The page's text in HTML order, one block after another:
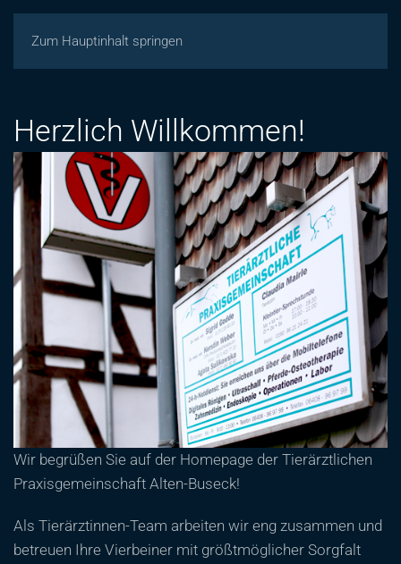
Zum Hauptinhalt springen
Herzlich Willkommen!
Wir begrüßen Sie auf der Homepage der Tierärztlichen
Praxisgemeinschaft Alten-Buseck!
Als Tierärztinnen-Team arbeiten wir eng zusammen und
betreuen Ihre Vierbeiner mit größtmöglicher Sorgfalt